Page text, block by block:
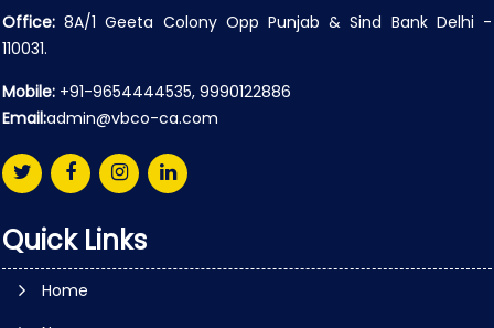
Office: 8A/1 Geeta Colony Opp Punjab & Sind Bank Delhi -
110031.
Mobile: +91-9654444535, 9990122886
Email:admin@vbco-ca.com
Quick Links
Home